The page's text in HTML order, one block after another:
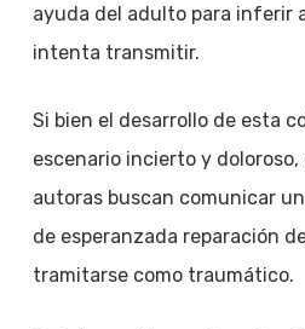
ayuda del adulto para inferir
intenta transmitir.
Si bien el desarrollo de esta
escenario incierto y
autoras buscan comunicar
de esperanzada reparación
tramitarse como traumático.